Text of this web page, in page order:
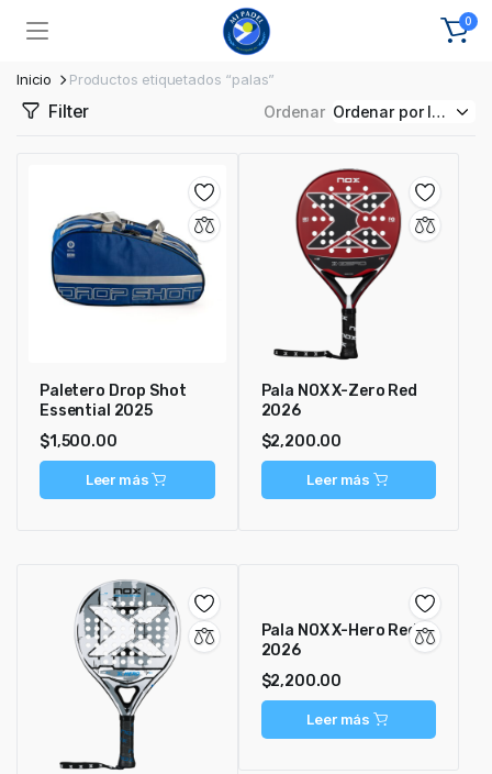
0
Inicio Productos etiquetados “palas”
Filter Ordenar
Paletero Drop Shot
Essential 2025
$1,500.00
Leer más
Pala NOX X-Zero Red
2026
$2,200.00
Leer más
Pala NOX X-Hero Red
2026
$2,200.00
Leer más